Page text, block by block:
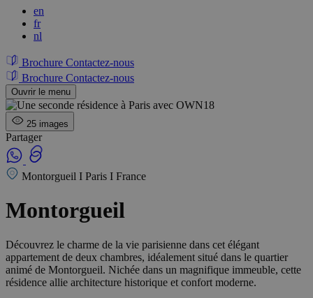
en
fr
nl
Brochure Contactez-nous
Brochure Contactez-nous
Ouvrir le menu
25 images
Partager
Montorgueil I Paris I France
Montorgueil
Découvrez le charme de la vie parisienne dans cet élégant
appartement de deux chambres, idéalement situé dans le quartier
animé de Montorgueil. Nichée dans un magnifique immeuble, cette
résidence allie architecture historique et confort moderne.